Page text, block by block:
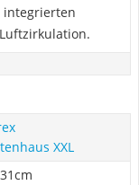
integrierten
XXL